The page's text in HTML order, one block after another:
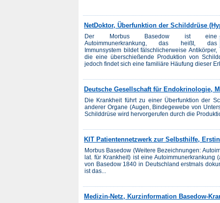
NetDoktor, Überfunktion der Schilddrüse
Der Morbus Basedow ist eine
Autoimmunerkrankung, das heißt, das
Immunsystem bildet fälschlicherweise Antikörper,
die eine überschießende Produktion von
jedoch findet sich eine familiäre Häufung dieser
Deutsche Gesellschaft für Endokrinologie,
Die Krankheit führt zu einer Überfunktion der
anderer Organe (Augen, Bindegewebe von
Schilddrüse wird hervorgerufen durch die
KIT Patientennetzwerk zur Selbsthilfe,
Morbus Basedow (Weitere Bezeichnungen:
lat. für Krankheit) ist eine Autoimmunerkrankung
von Basedow 1840 in Deutschland erstmals
ist das...
Medizin-Netz, Kurzinformation Basedow-